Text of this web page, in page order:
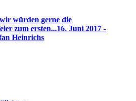
würden gerne die
zum ersten...16. Juni 2017 -
Heinrichs